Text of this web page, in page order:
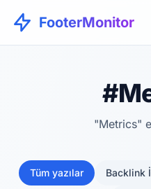
FooterMonitor
"Metrics"
Tüm yazılar Backlink